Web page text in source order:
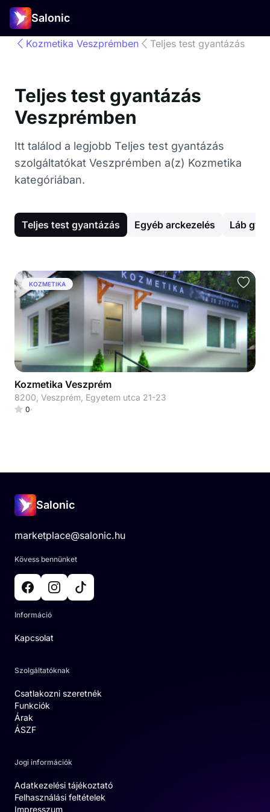
Salonic
Kozmetika Veszprémben Teljes test gyantázás
Teljes test gyantázás
Veszprémben
Itt találod a legjobb Teljes test gyantázás
szolgáltatókat Veszprémben a(z) Kozmetika
kategóriában.
Teljes test gyantázás Egyéb arckezelés Láb
KOZMETIKA
Kozmetika Veszprém
8200, Veszprém, Egyetem utca 21-23
0
Salonic
marketplace@salonic.hu
Kövess bennünket
Információ
Kapcsolat
Szolgáltatóknak
Csatlakozni szeretnék
Funkciók
Árak
ÁSZF
Jogi információk
Adatkezelési tájékoztató
Felhasználási feltételek
Impresszum